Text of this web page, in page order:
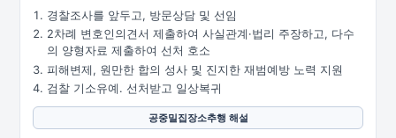
경찰조사를 앞두고, 방문상담 및 선임
2차례 변호인의견서 제출하여 사실관계·법리 주장하고, 다수
의 양형자료 제출하여 선처 호소
피해변제, 원만한 합의 성사 및 진지한 재범예방 노력 지원
검찰 기소유예. 선처받고 일상복귀
공중밀집장소추행 해설